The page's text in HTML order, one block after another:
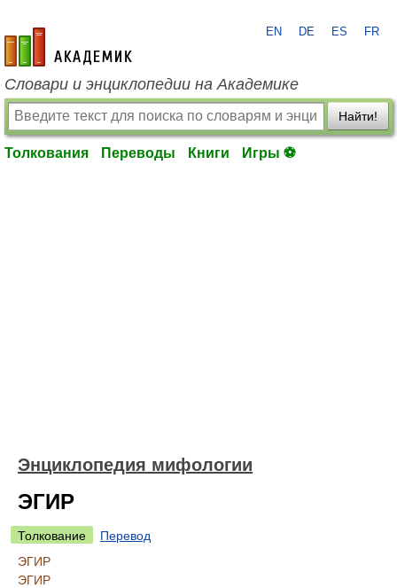
academic.ru
EN DE ES FR
Словари и энциклопедии на Академике
Найти!
Толкования Переводы Книги Игры ⚽
Энциклопедия мифологии
ЭГИР
Толкование
Перевод
ЭГИР
ЭГИР